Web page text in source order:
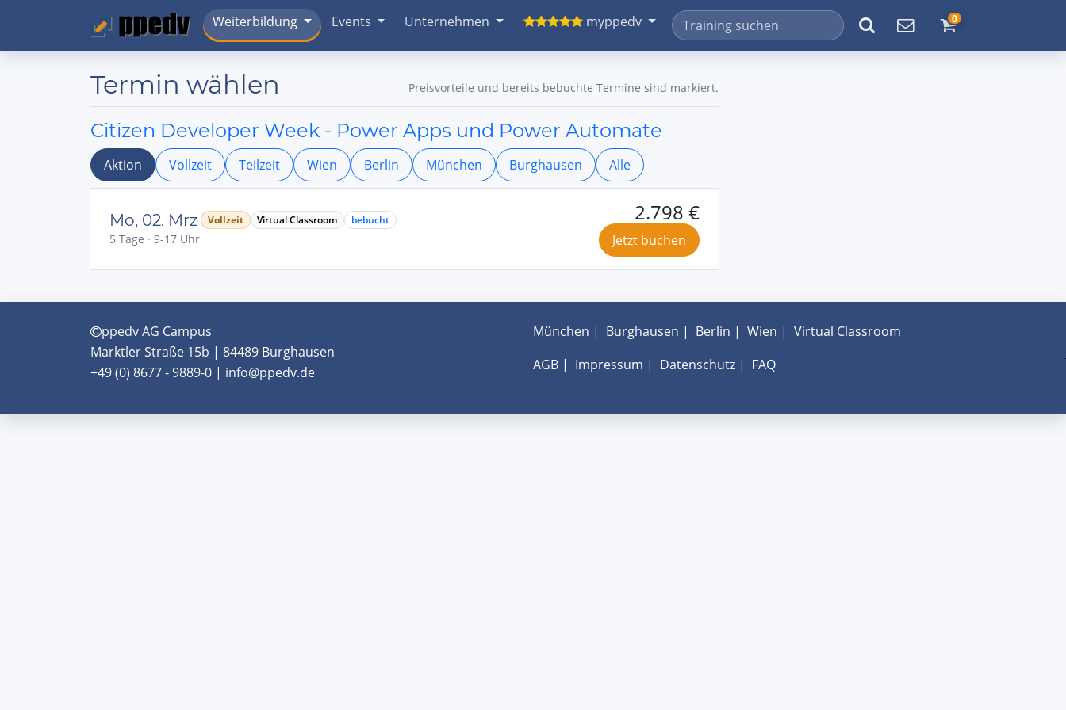
Weiterbildung Events Unternehmen myppedv 0
Termin wählen Preisvorteile und bereits bebuchte Termine sind markiert.
Citizen Developer Week - Power Apps und Power Automate
Aktion Vollzeit Teilzeit Wien Berlin München Burghausen Alle
Mo, 02. Mrz Vollzeit Virtual Classroom bebucht
5 Tage · 9-17 Uhr
2.798 €
Jetzt buchen
ppedv AG Campus
Marktler Straße 15b | 84489 Burghausen
+49 (0) 8677 - 9889-0 | info@ppedv.de
München | Burghausen | Berlin | Wien | Virtual Classroom
AGB| Impressum | Datenschutz| FAQ